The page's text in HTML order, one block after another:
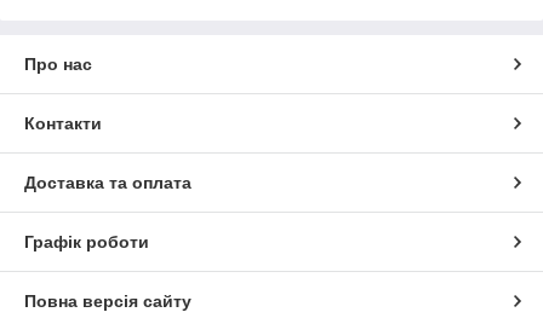
Про нас
Контакти
Доставка та оплата
Графік роботи
Повна версія сайту